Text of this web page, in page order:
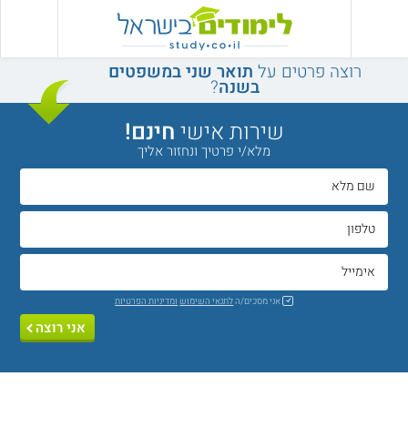
רוצה פרטים על תואר שני במשפטים
בשנה?
שירות אישיחינם!
מלא/י פרטיך ונחזור אליך
אני מסכים/הלתנאי השימוש ומדיניות הפרטיות
אני רוצה